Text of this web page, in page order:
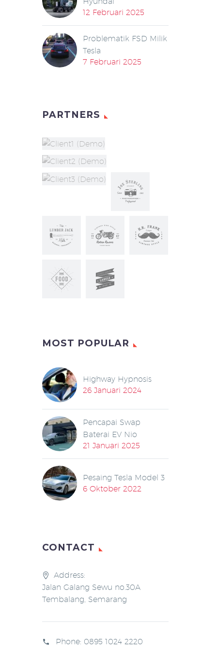
12 Februari 2025
Problematik FSD Milik
Tesla
7 Februari 2025
PARTNERS
MOST POPULAR
Highway Hypnosis
26 Januari 2024
Pencapai Swap
Baterai EV Nio
21 Januari 2025
Pesaing Tesla Model 3
6 Oktober 2022
CONTACT
Address:
Jalan Galang Sewu no.30A
Tembalang, Semarang
Phone: 0895 1024 2220